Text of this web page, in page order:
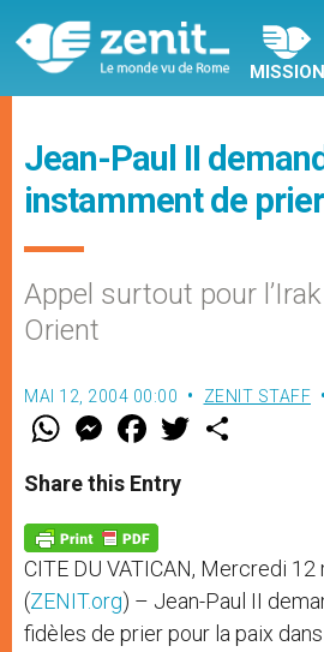
MISSION
Jean-Paul II
instamment de
Appel surtout pour
Orient
MAI 12, 2004 00:00 ZENIT STAFF
W
t
s
p
p
M
e
s
e
g
e
r
F
a
e
b
o
k
w
Share this Entry
CITE DU VATICAN, Mercredi 12
(ZENIT.org) – Jean-Paul II
fidèles de prier pour la paix